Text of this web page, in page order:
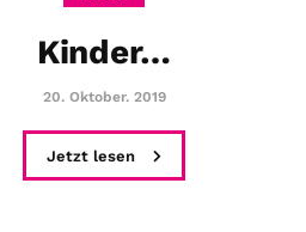
Kinder…
20. Oktober. 2019
Jetzt lesen